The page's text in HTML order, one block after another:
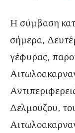
Η σύμβαση
σήμερα,
γέφυρας,
Δελμούζου,